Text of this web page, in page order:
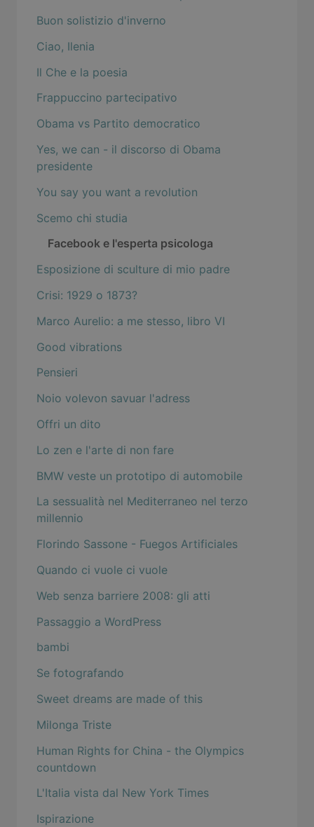
Buon solistizio d'inverno
Ciao, Ilenia
Il Che e la poesia
Frappuccino partecipativo
Obama vs Partito democratico
Yes, we can - il discorso di Obama
presidente
You say you want a revolution
Scemo chi studia
Facebook e l'esperta psicologa
Esposizione di sculture di mio padre
Crisi: 1929 o 1873?
Marco Aurelio: a me stesso, libro VI
Good vibrations
Pensieri
Noio volevon savuar l'adress
Offri un dito
Lo zen e l'arte di non fare
BMW veste un prototipo di automobile
La sessualità nel Mediterraneo nel terzo
millennio
Florindo Sassone - Fuegos Artificiales
Quando ci vuole ci vuole
Web senza barriere 2008: gli atti
Passaggio a WordPress
bambi
Se fotografando
Sweet dreams are made of this
Milonga Triste
Human Rights for China - the Olympics
countdown
L'Italia vista dal New York Times
Ispirazione